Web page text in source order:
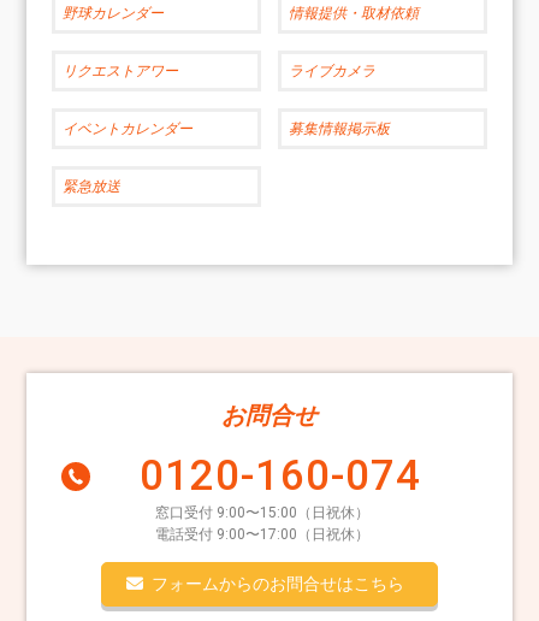
野球カレンダー 情報提供・取材依頼
リクエストアワー ライブカメラ
イベントカレンダー 募集情報掲示板
緊急放送
お問合せ
0120-160-074
窓口受付 9:00〜15:00（日祝休）
電話受付 9:00〜17:00（日祝休）
フォームからのお問合せはこちら